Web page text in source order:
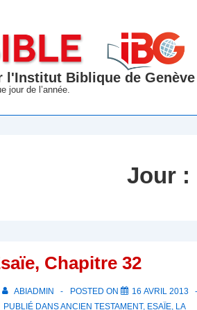
l'Institut Biblique de Genève
jour de l’année.
Jour :
Chapitre 32
ABIADMIN POSTED ON
16 AVRIL 2013
PUBLIÉ DANSANCIEN TESTAMENT, ESAÏE, LA